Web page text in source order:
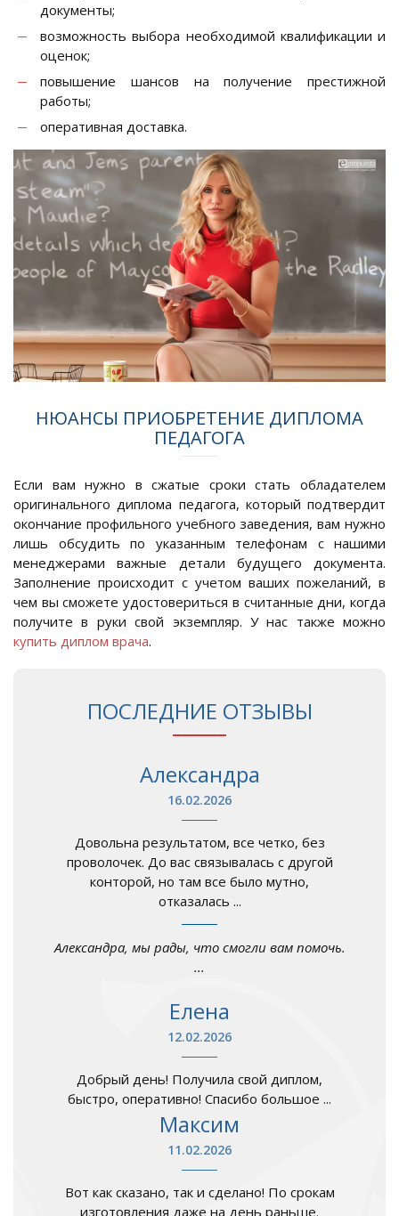
документы;
возможность выбора необходимой квалификации и
оценок;
повышение шансов на получение престижной
работы;
оперативная доставка.
НЮАНСЫ ПРИОБРЕТЕНИЕ ДИПЛОМА
ПЕДАГОГА
Если вам нужно в сжатые сроки стать обладателем
оригинального диплома педагога, который подтвердит
окончание профильного учебного заведения, вам нужно
лишь обсудить по указанным телефонам с нашими
менеджерами важные детали будущего документа.
Заполнение происходит с учетом ваших пожеланий, в
чем вы сможете удостовериться в считанные дни, когда
получите в руки свой экземпляр. У нас также можно
купить диплом врача.
ПОСЛЕДНИЕ ОТЗЫВЫ
Александра
16.02.2026
Довольна результатом, все четко, без
проволочек. До вас связывалась с другой
конторой, но там все было мутно,
отказалась ...
Александра, мы рады, что смогли вам помочь.
...
Елена
12.02.2026
Добрый день! Получила свой диплом,
быстро, оперативно! Спасибо большое ...
Максим
11.02.2026
Вот как сказано, так и сделано! По срокам
изготовления даже на день раньше.